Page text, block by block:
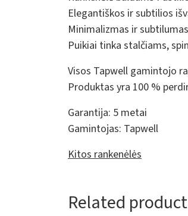
Elegantiškos ir subtilios
Minimalizmas ir
Puikiai tinka stalčiams,
Visos Tapwell gamintojo
Produktas yra 100 %
Garantija: 5 metai
Gamintojas: Tapwell
Kitos rankenėlės
Related